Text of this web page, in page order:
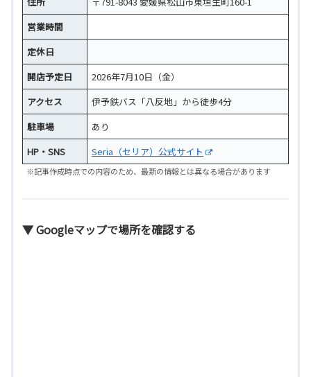
営業時間
定休日
開店予定日
2026年7月10日（金）
アクセス
伊予鉄バス「八反地」から徒歩4分
駐車場
あり
HP・SNS
Seria（セリア）公式サイト
※記事作成時点での内容のため、最新の情報とは異なる場合があります
▼ Googleマップで場所を確認する